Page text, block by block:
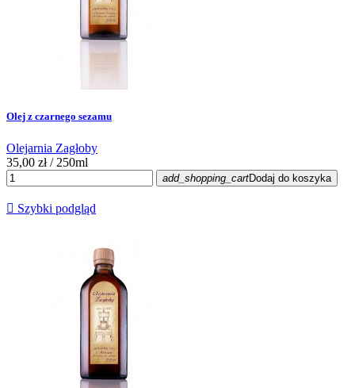
Olej z czarnego sezamu
Olejarnia Zagłoby
35,00 zł / 250ml
add_shopping_cartDodaj do koszyka
 Szybki podgląd